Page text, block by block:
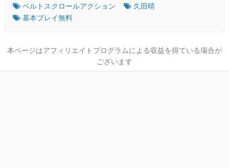
ベルトスクロールアクション
久田晴
基本プレイ無料
本ページはアフィリエイトプログラムによる収益を得ている場合が
ございます